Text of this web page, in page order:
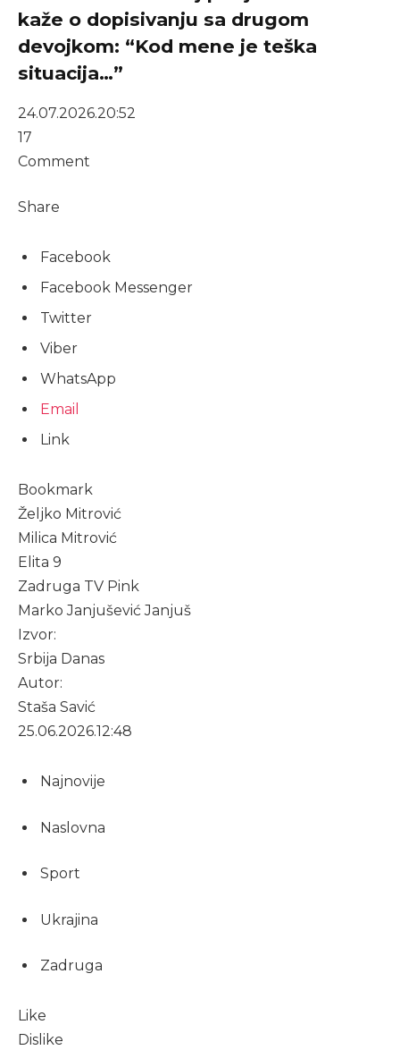
kaže o dopisivanju sa drugom
devojkom: “Kod mene je teška
situacija…”
24.07.2026.20:52
17
Comment
Share
Facebook
Facebook Messenger
Twitter
Viber
WhatsApp
Email
Link
Bookmark
Željko Mitrović
Milica Mitrović
Elita 9
Zadruga TV Pink
Marko Janjušević Janjuš
Izvor:
Srbija Danas
Autor:
Staša Savić
25.06.2026.12:48
Najnovije
Naslovna
Sport
Ukrajina
Zadruga
Like
Dislike